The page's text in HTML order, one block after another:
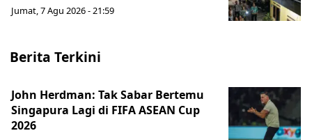
Jumat, 7 Agu 2026 - 21:59
Berita Terkini
John Herdman: Tak Sabar Bertemu
Singapura Lagi di FIFA ASEAN Cup
2026